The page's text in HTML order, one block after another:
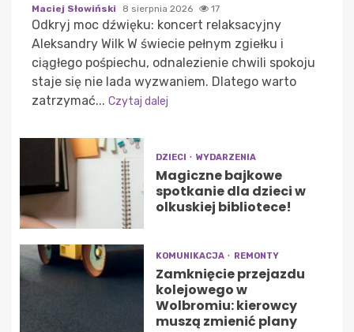
Maciej Słowiński 8 sierpnia 2026 17
Odkryj moc dźwięku: koncert relaksacyjny
Aleksandry Wilk W świecie pełnym zgiełku i
ciągłego pośpiechu, odnalezienie chwili spokoju
staje się nie lada wyzwaniem. Dlatego warto
zatrzymać... Czytaj dalej
DZIECI WYDARZENIA
Magiczne bajkowe
spotkanie dla dzieci w
olkuskiej bibliotece!
KOMUNIKACJA REMONTY
Zamknięcie przejazdu
kolejowego w
Wolbromiu: kierowcy
muszą zmienić plany